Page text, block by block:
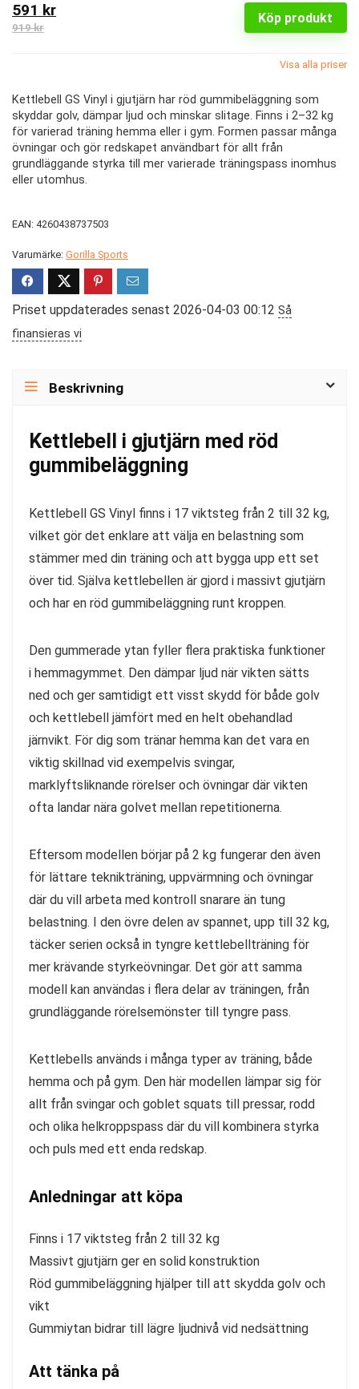
Köp produkt
591 kr
919 kr
Visa alla priser
Kettlebell GS Vinyl i gjutjärn har röd gummibeläggning som
skyddar golv, dämpar ljud och minskar slitage. Finns i 2–32 kg
för varierad träning hemma eller i gym. Formen passar många
övningar och gör redskapet användbart för allt från
grundläggande styrka till mer varierade träningspass inomhus
eller utomhus.
EAN: 4260438737503
Varumärke: Gorilla Sports
Priset uppdaterades senast 2026-04-03 00:12 Så
finansieras vi
Beskrivning
Kettlebell i gjutjärn med röd
gummibeläggning
Kettlebell GS Vinyl finns i 17 viktsteg från 2 till 32 kg,
vilket gör det enklare att välja en belastning som
stämmer med din träning och att bygga upp ett set
över tid. Själva kettlebellen är gjord i massivt gjutjärn
och har en röd gummibeläggning runt kroppen.
Den gummerade ytan fyller flera praktiska funktioner
i hemmagymmet. Den dämpar ljud när vikten sätts
ned och ger samtidigt ett visst skydd för både golv
och kettlebell jämfört med en helt obehandlad
järnvikt. För dig som tränar hemma kan det vara en
viktig skillnad vid exempelvis svingar,
marklyftsliknande rörelser och övningar där vikten
ofta landar nära golvet mellan repetitionerna.
Eftersom modellen börjar på 2 kg fungerar den även
för lättare teknikträning, uppvärmning och övningar
där du vill arbeta med kontroll snarare än tung
belastning. I den övre delen av spannet, upp till 32 kg,
täcker serien också in tyngre kettlebellträning för
mer krävande styrkeövningar. Det gör att samma
modell kan användas i flera delar av träningen, från
grundläggande rörelsemönster till tyngre pass.
Kettlebells används i många typer av träning, både
hemma och på gym. Den här modellen lämpar sig för
allt från svingar och goblet squats till pressar, rodd
och olika helkroppspass där du vill kombinera styrka
och puls med ett enda redskap.
Anledningar att köpa
Finns i 17 viktsteg från 2 till 32 kg
Massivt gjutjärn ger en solid konstruktion
Röd gummibeläggning hjälper till att skydda golv och
vikt
Gummiytan bidrar till lägre ljudnivå vid nedsättning
Att tänka på